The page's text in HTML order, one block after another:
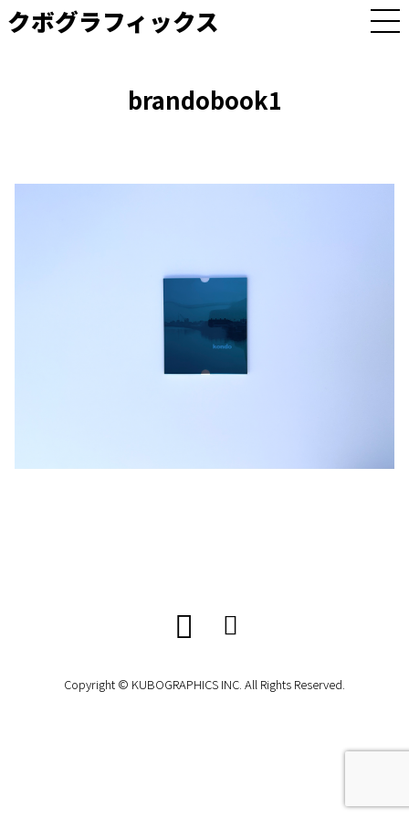
クボグラフィックス
M
E
brandobook1
Copyright © KUBOGRAPHICS INC. All Rights Reserved.